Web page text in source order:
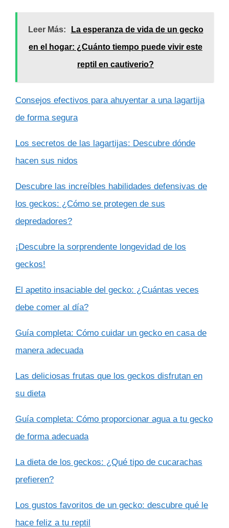
Leer Más:
La esperanza de vida de un gecko
en el hogar: ¿Cuánto tiempo puede vivir este
reptil en cautiverio?
Consejos efectivos para ahuyentar a una lagartija
de forma segura
Los secretos de las lagartijas: Descubre dónde
hacen sus nidos
Descubre las increíbles habilidades defensivas de
los geckos: ¿Cómo se protegen de sus
depredadores?
¡Descubre la sorprendente longevidad de los
geckos!
El apetito insaciable del gecko: ¿Cuántas veces
debe comer al día?
Guía completa: Cómo cuidar un gecko en casa de
manera adecuada
Las deliciosas frutas que los geckos disfrutan en
su dieta
Guía completa: Cómo proporcionar agua a tu gecko
de forma adecuada
La dieta de los geckos: ¿Qué tipo de cucarachas
prefieren?
Los gustos favoritos de un gecko: descubre qué le
hace feliz a tu reptil